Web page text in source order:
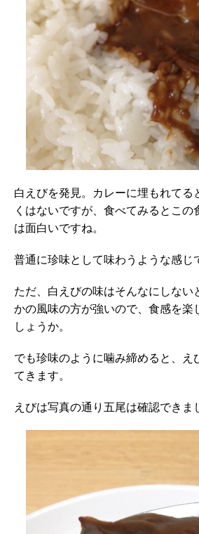
白えびを発見。カレーに埋もれてる
くはないですが、食べてみるとこの
は面白いですね。
普通に珍味として味わうような感じ
ただ、白えびの味はそんなにしない
かの風味の方が強いので、食感を楽
しょうか。
でも珍味のように噛み締めると、え
てきます。
えびは写真の通り五尾は確認できま